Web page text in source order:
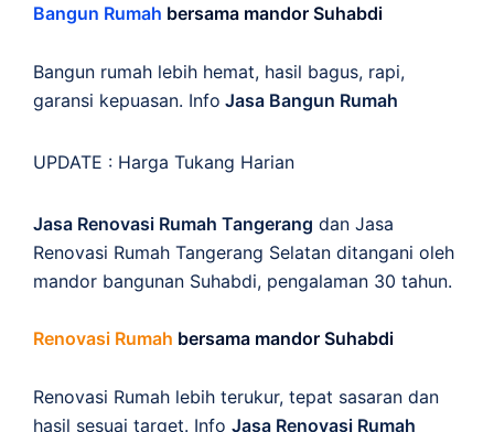
Bangun Rumah bersama mandor Suhabdi
Bangun rumah lebih hemat, hasil bagus, rapi,
garansi kepuasan. Info Jasa Bangun Rumah
UPDATE : Harga Tukang Harian
Jasa Renovasi Rumah Tangerang dan Jasa
Renovasi Rumah Tangerang Selatan ditangani oleh
mandor bangunan Suhabdi, pengalaman 30 tahun.
Renovasi Rumah bersama mandor Suhabdi
Renovasi Rumah lebih terukur, tepat sasaran dan
hasil sesuai target. Info Jasa Renovasi Rumah